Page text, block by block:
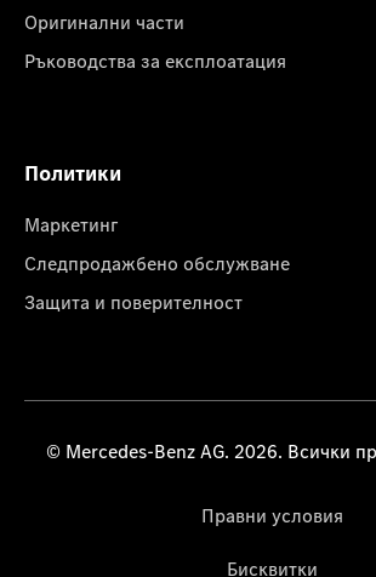
Оригинални части
Ръководства за експлоатация
Политики
Маркетинг
Следпродажбено обслужване
Защита и поверителност
© Mercedes-Benz AG. 2026. Всички
Правни условия
Бисквитки